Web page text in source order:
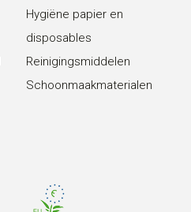
Hygiëne papier en
disposables
Reinigingsmiddelen
Schoonmaakmaterialen